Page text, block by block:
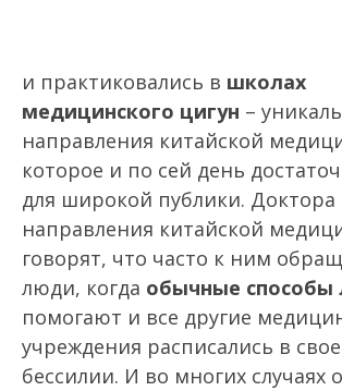
и практиковались в школах
медицинского цигун –
направления китайской
которое и по сей день
для широкой публики. Доктора
направления китайской
говорят, что часто к ним
люди, когда обычные способы
помогают и все другие
учреждения расписались в
бессилии. И во многих случаях